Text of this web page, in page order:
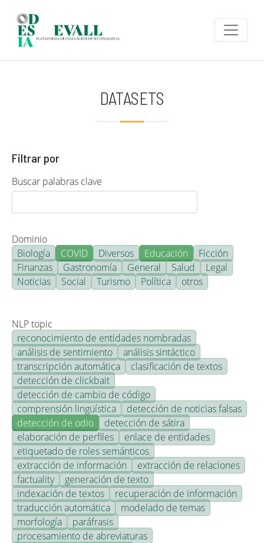
DATASETS
Filtrar por
Buscar palabras clave
Dominio
Biología
COVID Diversos Educación
Ficción
Finanzas
Gastronomía General Salud
Legal
Noticias
Social Turismo Política otros
NLP topic
reconocimiento de entidades nombradas
análisis de sentimiento
análisis sintáctico
transcripción automática
clasificación de textos
detección de clickbait
detección de cambio de código
comprensión lingüística
detección de noticias falsas
detección de odio
detección de sátira
elaboración de perfiles
enlace de entidades
etiquetado de roles semánticos
extracción de información
extracción de relaciones
factuality
generación de texto
indexación de textos
recuperación de información
traducción automática
modelado de temas
morfología
paráfrasis
procesamiento de abreviaturas